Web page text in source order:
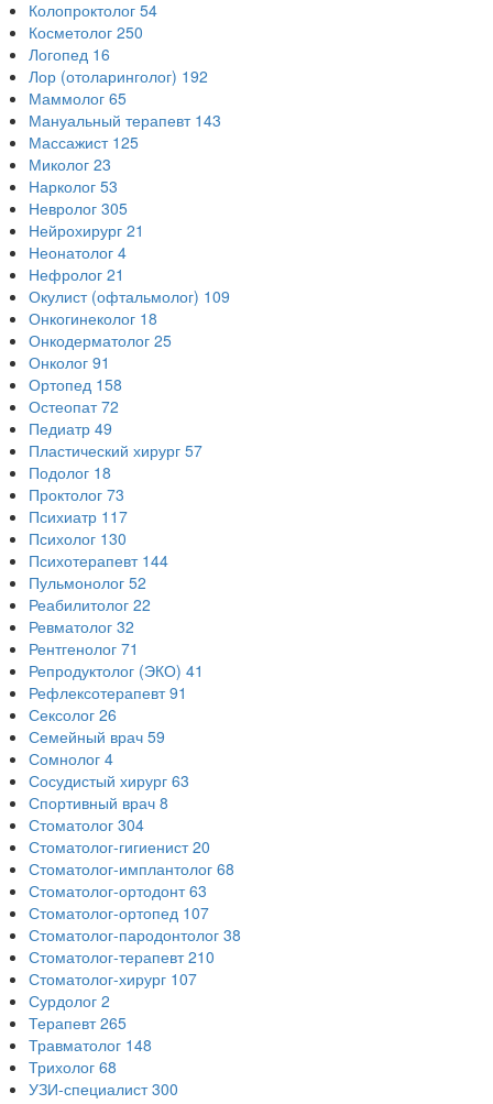
Колопроктолог 54
Косметолог 250
Логопед 16
Лор (отоларинголог) 192
Маммолог 65
Мануальный терапевт 143
Массажист 125
Миколог 23
Нарколог 53
Невролог 305
Нейрохирург 21
Неонатолог 4
Нефролог 21
Окулист (офтальмолог) 109
Онкогинеколог 18
Онкодерматолог 25
Онколог 91
Ортопед 158
Остеопат 72
Педиатр 49
Пластический хирург 57
Подолог 18
Проктолог 73
Психиатр 117
Психолог 130
Психотерапевт 144
Пульмонолог 52
Реабилитолог 22
Ревматолог 32
Рентгенолог 71
Репродуктолог (ЭКО) 41
Рефлексотерапевт 91
Сексолог 26
Семейный врач 59
Сомнолог 4
Сосудистый хирург 63
Спортивный врач 8
Стоматолог 304
Стоматолог-гигиенист 20
Стоматолог-имплантолог 68
Стоматолог-ортодонт 63
Стоматолог-ортопед 107
Стоматолог-пародонтолог 38
Стоматолог-терапевт 210
Стоматолог-хирург 107
Сурдолог 2
Терапевт 265
Травматолог 148
Трихолог 68
УЗИ-специалист 300